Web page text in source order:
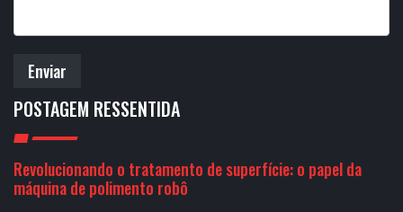
Enviar
POSTAGEM RESSENTIDA
Revolucionando o tratamento de superfície: o papel da
máquina de polimento robô